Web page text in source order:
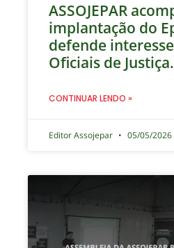
ASSOJEPAR
implantação do
defende
Oficiais de Justiça.
CONTINUAR LENDO »
Editor Assojepar 05/05/2026